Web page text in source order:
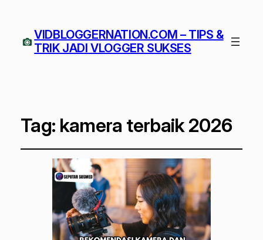
VIDBLOGGERNATION.COM – TIPS &
TRIK JADI VLOGGER SUKSES
Tag: kamera terbaik 2026